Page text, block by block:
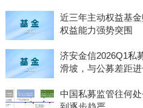
近三年主动权益基
权益能力强势突围
济安金信2026Q1私
滑坡，与公募差距
中国私募监管往何